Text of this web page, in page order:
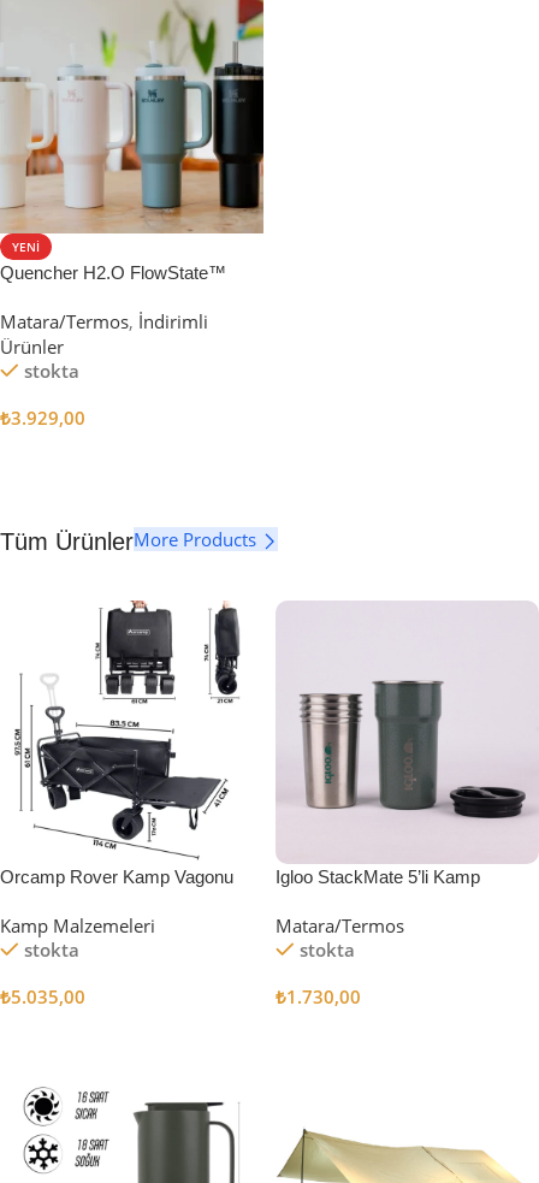
YENI
Quencher H2.O FlowState™
Matara/Termos, İndirimli
Ürünler
stokta
₺3.929,00
Tüm ÜrünlerMore Products
Orcamp Rover Kamp Vagonu
Kamp Malzemeleri
stokta
₺5.035,00
Igloo StackMate 5’li Kamp
Matara/Termos
stokta
₺1.730,00